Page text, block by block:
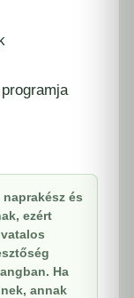
és
ezért
Ha
annak